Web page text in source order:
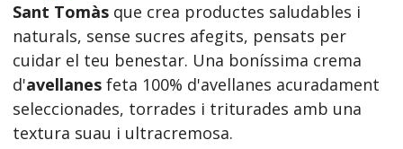
Sant Tomàs que crea productes saludables i
naturals, sense sucres afegits, pensats per
cuidar el teu benestar. Una boníssima crema
d'avellanes feta 100% d'avellanes acuradament
seleccionades, torrades i triturades amb una
textura suau i ultracremosa.